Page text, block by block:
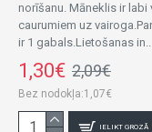
norīšanu. Māneklis ir
caurumiem uz
ir 1 gabals.Lietošanas in..
1,30€ 2,09€
Bez nodokļa:1,07€
IELIKT GROZĀ